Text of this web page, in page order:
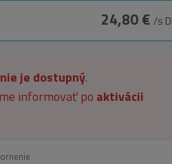
24,80 € /s
nie je dostupný.
informovať po aktivácii